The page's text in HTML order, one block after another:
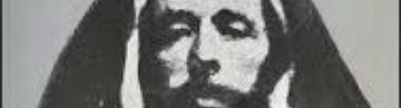
GURU IMAM HAMBALI KEISTIMEWAAN IMAM HAMBALI
WAFATNYA IMAM HAMBALI